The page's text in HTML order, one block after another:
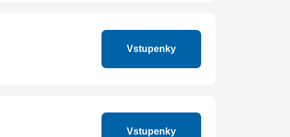
Vstupenky
Vstupenky